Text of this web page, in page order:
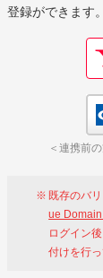
登録ができます。
＜連携前
既存のバ
ue
ログイン後
付けを行っ